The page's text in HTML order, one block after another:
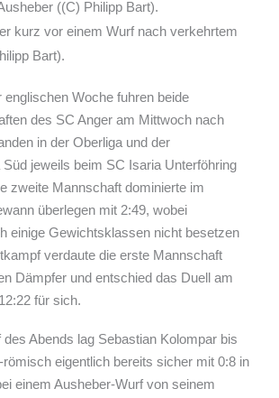
kurz vor einem Wurf nach verkehrtem
Bart).
englischen Woche fuhren beide
des SC Anger am Mittwoch nach
in der Oberliga und der
jeweils beim SC Isaria Unterföhring
zweite Mannschaft dominierte im
überlegen mit 2:49, wobei
einige Gewichtsklassen nicht besetzen
verdaute die erste Mannschaft
Dämpfer und entschied das Duell am
für sich.
Abends lag Sebastian Kolompar bis
eigentlich bereits sicher mit 0:8 in
einem Ausheber-Wurf von seinem